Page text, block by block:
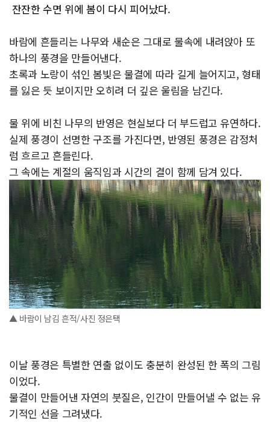
잔잔한 수면 위에 봄이 다시 피어났다.
바람에 흔들리는 나무와 새순은 그대로 물속에 내려앉아 또
하나의 풍경을 만들어낸다.
초록과 노랑이 섞인 봄빛은 물결에 따라 길게 늘어지고, 형태
를 잃은 듯 보이지만 오히려 더 깊은 울림을 남긴다.
물 위에 비친 나무의 반영은 현실보다 더 부드럽고 유연하다.
실제 풍경이 선명한 구조를 가진다면, 반영된 풍경은 감정처
럼 흐르고 흔들린다.
그 속에는 계절의 움직임과 시간의 결이 함께 담겨 있다.
▲ 바람이 남김 흔적/사진 정은택
이날 풍경은 특별한 연출 없이도 충분히 완성된 한 폭의 그림
이었다.
물결이 만들어낸 자연의 붓질은, 인간이 만들어낼 수 없는 유
기적인 선을 그려냈다.